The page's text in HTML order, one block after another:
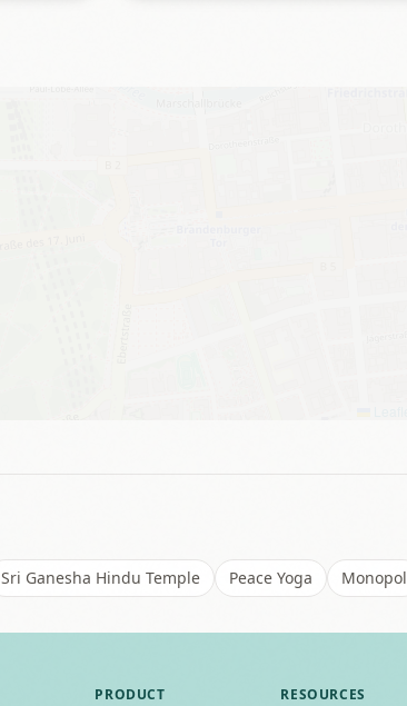
Sri Ganesha Hindu Temple Peace Yoga Monopol
PRODUCT RESOURCES